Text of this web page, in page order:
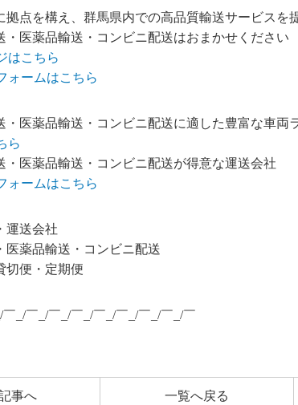
点を構え、群馬県内での高品質輸送サービスを
医薬品輸送・コンビニ配送はおまかせください
はこちら
ォームはこちら
医薬品輸送・コンビニ配送に適した豊富な車両
ら
医薬品輸送・コンビニ配送が得意な運送会社
ォームはこちら
運送会社
医薬品輸送・コンビニ配送
切便・定期便
￣_/￣_/￣_/￣_/￣_/￣_/￣_/￣_/￣
事へ 一覧へ戻る